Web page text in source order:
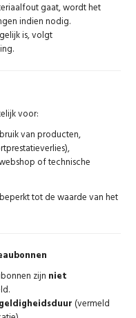
gaat, wordt het
indien nodig.
is, volgt
voor:
van producten,
of technische
tot de waarde van het
zijn niet
(vermeld